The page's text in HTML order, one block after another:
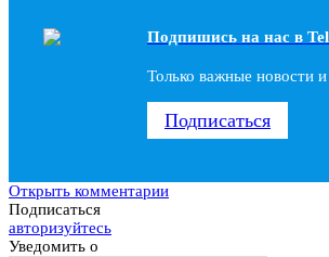
Подпишись на наc в
Только важные новости
Подписаться
Открыть комментарии
Подписаться
авторизуйтесь
Уведомить о